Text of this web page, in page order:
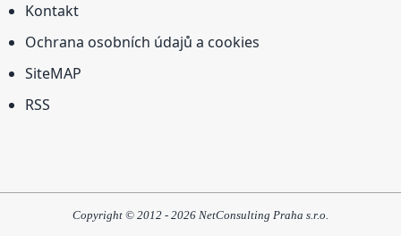
Kontakt
Ochrana osobních údajů a cookies
SiteMAP
RSS
Copyright © 2012 - 2026 NetConsulting Praha s.r.o.